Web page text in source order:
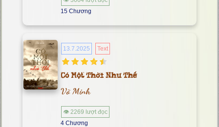
15 Chương
13.7.2025 Text
Có Một Thời Như Thế
Võ Minh
👁 2269 lượt đọc
4 Chương